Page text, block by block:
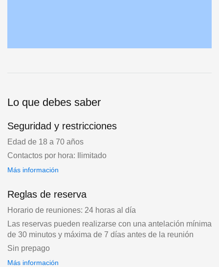
Lo que debes saber
Seguridad y restricciones
Edad de 18 a 70 años
Contactos por hora: Ilimitado
Más información
Reglas de reserva
Horario de reuniones: 24 horas al día
Las reservas pueden realizarse con una antelación mínima
de 30 minutos y máxima de 7 días antes de la reunión
Sin prepago
Más información